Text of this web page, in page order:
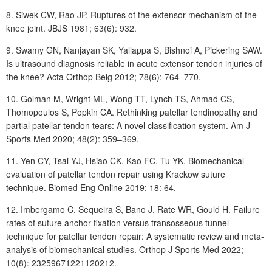
8. Siwek CW, Rao JP. Ruptures of the extensor mechanism of the
knee joint. JBJS 1981; 63(6): 932.
9. Swamy GN, Nanjayan SK, Yallappa S, Bishnoi A, Pickering SAW.
Is ultrasound diagnosis reliable in acute extensor tendon injuries of
the knee? Acta Orthop Belg 2012; 78(6): 764–770.
10. Golman M, Wright ML, Wong TT, Lynch TS, Ahmad CS,
Thomopoulos S, Popkin CA. Rethinking patellar tendinopathy and
partial patellar tendon tears: A novel classification system. Am J
Sports Med 2020; 48(2): 359–369.
11. Yen CY, Tsai YJ, Hsiao CK, Kao FC, Tu YK. Biomechanical
evaluation of patellar tendon repair using Krackow suture
technique. Biomed Eng Online 2019; 18: 64.
12. Imbergamo C, Sequeira S, Bano J, Rate WR, Gould H. Failure
rates of suture anchor fixation versus transosseous tunnel
technique for patellar tendon repair: A systematic review and meta-
analysis of biomechanical studies. Orthop J Sports Med 2022;
10(8): 23259671221120212.